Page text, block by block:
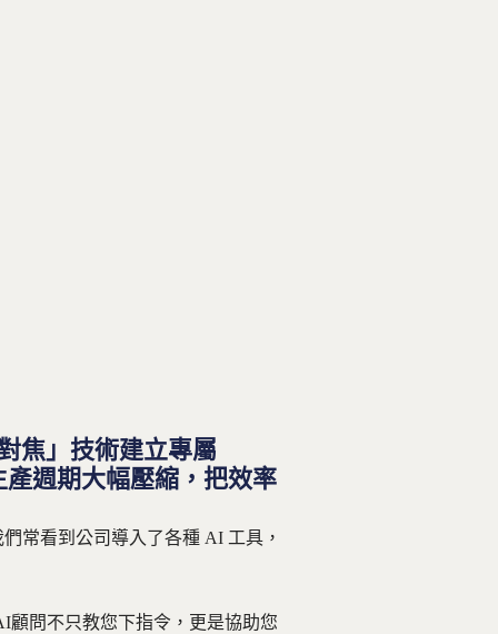
焦」技術建立專屬
週期大幅壓縮，把效率
常看到公司導入了各種 AI 工具，
顧問不只教您下指令，更是協助您